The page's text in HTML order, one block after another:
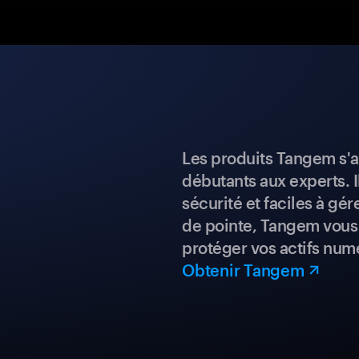
Les produits Tangem
débutants aux experts.
sécurité et faciles à
de pointe, Tangem
protéger vos actifs
Obtenir Tangem